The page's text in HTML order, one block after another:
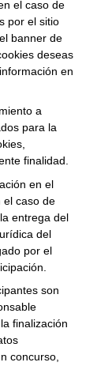
el caso de
por el sitio
banner de
deseas
en
a
para la
finalidad.
en el
el caso de
entrega del
del
por el
son
finalización
concurso,